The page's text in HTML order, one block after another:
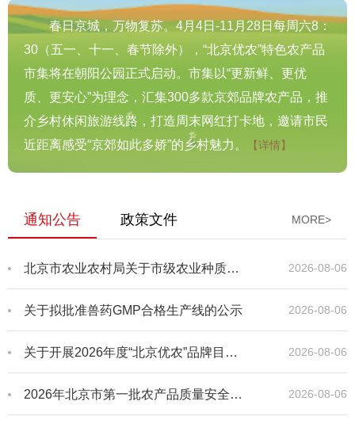
春日京城，万物复苏。4月4日-11月28日每周六8：
30（五一、十一、春节除外），“北京优农”特色农产品
市集将在朝阳公园正式启动。市集以“更新鲜、更优
质、更安心”为理念，汇集300多款京郊品牌农产品，推
介乡村休闲旅游线路，打造周末网红打卡地，邀请市民
近距离感受“京郊如此多娇”的乡村魅力。
【详情】
通知公告 MORE>
政策文件
北京市农业农村局关于市级农业种质资源库（圃、场）复查与遴选结果的公示 2026-08-06
关于拟批准兽药GMP合格生产线的公示 2026-08-06
关于开展2026年度“北京优农”品牌目录遴选申报工作的通知 2026-08-06
2026年北京市第一批农产品质量安全承诺达标合格证典型案（事）例 2026-08-06